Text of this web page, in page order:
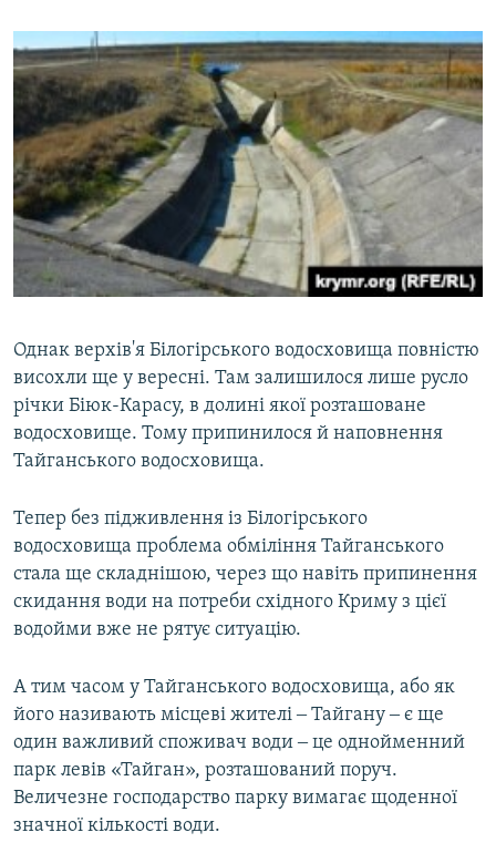
Однак верхів'я Білогірського водосховища повністю
висохли ще у вересні. Там залишилося лише русло
річки Біюк-Карасу, в долині якої розташоване
водосховище. Тому припинилося й наповнення
Тайганського водосховища.
Тепер без підживлення із Білогірського
водосховища проблема обміління Тайганського
стала ще складнішою, через що навіть припинення
скидання води на потреби східного Криму з цієї
водойми вже не рятує ситуацію.
А тим часом у Тайганського водосховища, або як
його називають місцеві жителі ‒ Тайгану ‒ є ще
один важливий споживач води ‒ це однойменний
парк левів «Тайган», розташований поруч.
Величезне господарство парку вимагає щоденної
значної кількості води.